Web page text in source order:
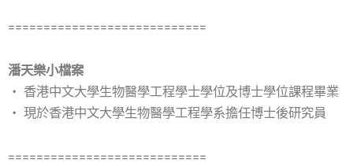
============================
潘天樂小檔案
‧ 香港中文大學生物醫學工程學士學位及博士學位課程畢業
‧ 現於香港中文大學生物醫學工程學系擔任博士後研究員
============================